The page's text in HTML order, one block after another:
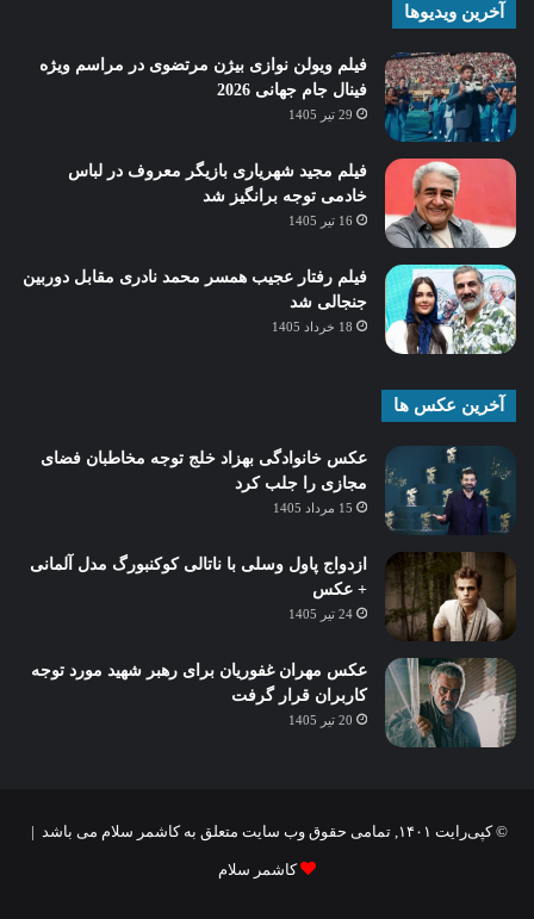
آخرین ویدیوها
فیلم ویولن نوازی بیژن مرتضوی در مراسم ویژه
فینال جام جهانی 2026
29 تیر 1405
فیلم مجید شهریاری بازیگر معروف در لباس
خادمی توجه برانگیز شد
16 تیر 1405
فیلم رفتار عجیب همسر محمد نادری مقابل دوربین
جنجالی شد
18 خرداد 1405
آخرین عکس ها
عکس خانوادگی بهزاد خلج توجه مخاطبان فضای
مجازی را جلب کرد
15 مرداد 1405
ازدواج پاول وسلی با ناتالی کوکنبورگ مدل آلمانی
+ عکس
24 تیر 1405
عکس مهران غفوریان برای رهبر شهید مورد توجه
کاربران قرار گرفت
20 تیر 1405
© کپی‌رایت ۱۴۰۱, تمامی حقوق وب سایت متعلق به کاشمر سلام می باشد |
کاشمر سلام